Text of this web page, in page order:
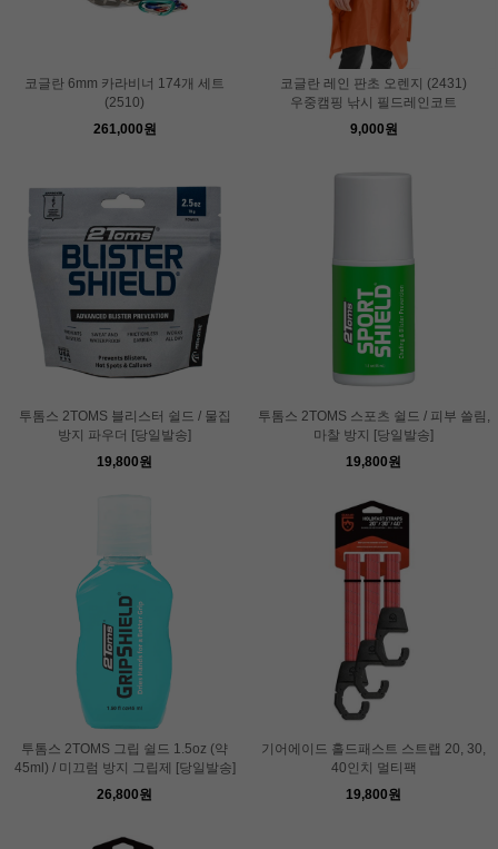
코글란 6mm 카라비너 174개 세트
(2510)
261,000원
코글란 레인 판초 오렌지 (2431)
우중캠핑 낚시 필드레인코트
9,000원
투톰스 2TOMS 블리스터 쉴드 / 물집
방지 파우더 [당일발송]
19,800원
투톰스 2TOMS 스포츠 쉴드 / 피부 쓸림,
마찰 방지 [당일발송]
19,800원
투톰스 2TOMS 그립 쉴드 1.5oz (약
45ml) / 미끄럼 방지 그립제 [당일발송]
26,800원
기어에이드 홀드패스트 스트랩 20, 30,
40인치 멀티팩
19,800원